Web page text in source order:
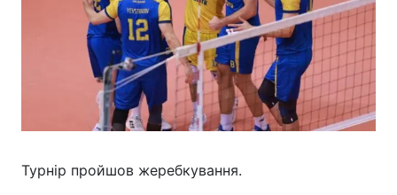
Турнір пройшов жеребкування.